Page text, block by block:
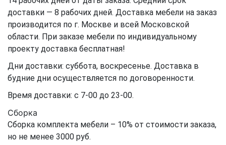
доставки — 8 рабочих дней. Доставка мебели на заказ
производится по г. Москве и всей Московской
области. При заказе мебели по индивидуальному
проекту доставка бесплатная!
Дни доставки: суббота, воскресенье. Доставка в
будние дни осуществляется по договоренности.
Время доставки: с 7-00 до 23-00.
Сборка
Сборка комплекта мебели – 10% от стоимости заказа,
но не менее 3000 руб.